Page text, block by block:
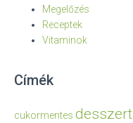
Megelőzés
Receptek
Vitaminok
Címék
cukormentes desszert